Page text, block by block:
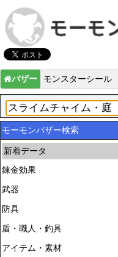
バザー モンスターシール
モーモンバザー検索
新着データ
錬金効果
武器
防具
盾・職人・釣具
アイテム・素材